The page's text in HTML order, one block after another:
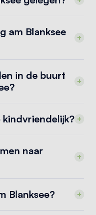
am Blanksee
in de buurt
kindvriendelijk?
naar
Blanksee?